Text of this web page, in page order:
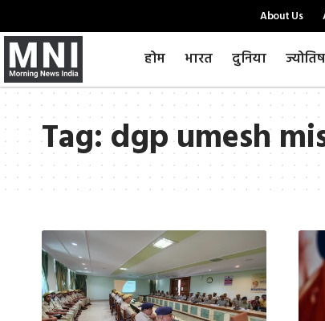
About Us
होम भारत दुनिया ज्योतिष
Tag:dgp umesh